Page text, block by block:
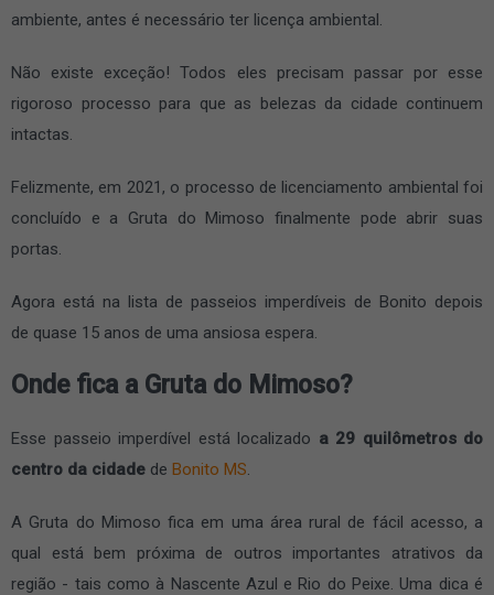
ambiente, antes é necessário ter licença ambiental.
Não existe exceção! Todos eles precisam passar por esse
rigoroso processo para que as belezas da cidade continuem
intactas.
Felizmente, em 2021, o processo de licenciamento ambiental foi
concluído e a Gruta do Mimoso finalmente pode abrir suas
portas.
Agora está na lista de passeios imperdíveis de Bonito depois
de quase 15 anos de uma ansiosa espera.
Onde fica a Gruta do Mimoso?
Esse passeio imperdível está localizado a 29 quilômetros do
centro da cidade de Bonito MS
A Gruta do Mimoso fica em uma área rural de fácil acesso, a
qual está bem próxima de outros importantes atrativos da
região - tais como à Nascente Azul e Rio do Peixe. Uma dica é